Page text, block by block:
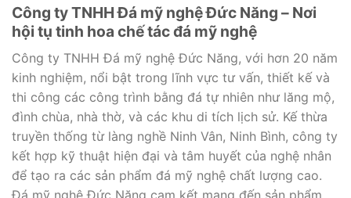
Công ty TNHH Đá mỹ nghệ Đức Năng – Nơi
hội tụ tinh hoa chế tác đá mỹ nghệ
Công ty TNHH Đá mỹ nghệ Đức Năng, với hơn 20 năm
kinh nghiệm, nổi bật trong lĩnh vực tư vấn, thiết kế và
thi công các công trình bằng đá tự nhiên như lăng mộ,
đình chùa, nhà thờ, và các khu di tích lịch sử. Kế thừa
truyền thống từ làng nghề Ninh Vân, Ninh Bình, công ty
kết hợp kỹ thuật hiện đại và tâm huyết của nghệ nhân
để tạo ra các sản phẩm đá mỹ nghệ chất lượng cao.
Đá mỹ nghệ Đức Năng cam kết mang đến sản phẩm